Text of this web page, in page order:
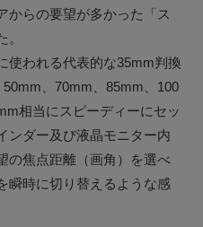
からの要望が多かった「ス
使われる代表的な35mm判換
、70mm、85mm、100
相当にスピーディーにセッ
ンダー及び液晶モニター内
の焦点距離（画角）を選べ
瞬時に切り替えるような感